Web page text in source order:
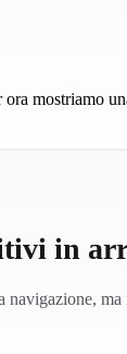
mostriamo
in
navigazione,